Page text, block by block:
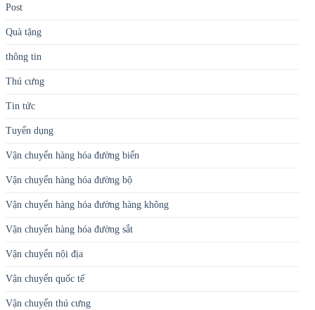
Post
Quà tặng
thông tin
Thú cưng
Tin tức
Tuyển dụng
Vận chuyển hàng hóa đường biển
Vận chuyển hàng hóa đường bộ
Vận chuyển hàng hóa đường hàng không
Vận chuyển hàng hóa đường sắt
Vận chuyển nội địa
Vận chuyển quốc tế
Vận chuyển thú cưng